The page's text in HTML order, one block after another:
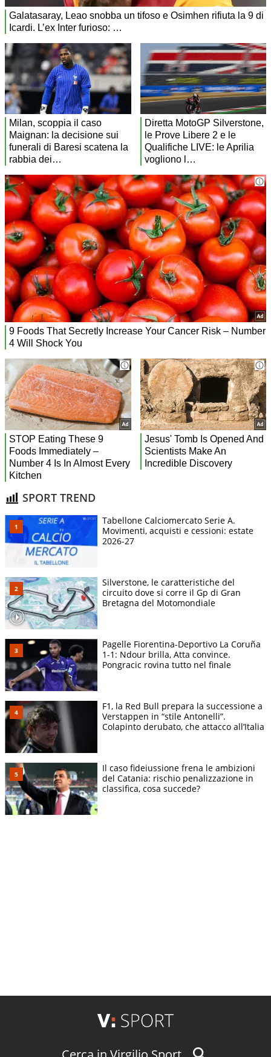
SPORT TREND
Tabellone Calciomercato Serie A.
Movimenti, acquisti e cessioni: estate
2026-27
Silverstone, le caratteristiche del
circuito dove si corre il Gp di Gran
Bretagna del Motomondiale
Pagelle Fiorentina-Deportivo La Coruña
1-1: Ndour brilla, Atta convince.
Pongracic rovina tutto nel finale
F1, la Red Bull prepara la successione a
Verstappen in “stile Antonelli”.
Colapinto derubato, che attacco all’Italia
Il caso fideiussione frena le ambizioni
del Catania: rischio penalizzazione in
classifica, cosa succede?